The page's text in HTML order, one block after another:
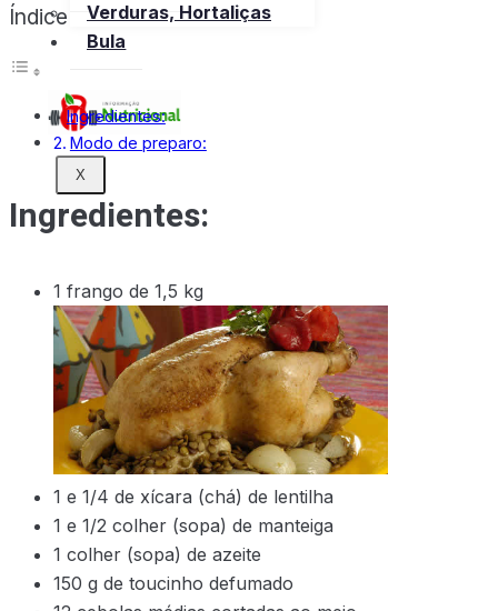
Verduras, Hortaliças
Bula
X
Índice
Ingredientes:
Modo de preparo:
Ingredientes:
1 frango de 1,5 kg
1 e 1/4 de xícara (chá) de lentilha
1 e 1/2 colher (sopa) de manteiga
1 colher (sopa) de azeite
150 g de toucinho defumado